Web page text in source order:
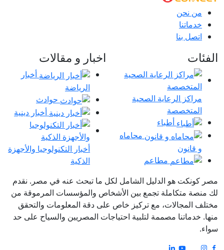
من نحن
خدماتنا
اتصل بنا
الفئات
مراكز الرعاية الصحية
المتخصصة
أطباء
محاماه
و قانون
مطاعم
اخبار و مقالات
أخبار
الرياضة
حوادث
أخبار دينية
أخبار التكنولوجيا والأجهزة
الذكية
مصر كونكت هو الدليل الشامل لكل ما تبحث عنه في مصر. نقدم
لك منصة متكاملة تجمع بين الأشخاص والمؤسسات المرموقة من
مختلف المجالات، مع تركيز خاص على دقة المعلومات والتحقق
منها. خدماتنا مصممة لتلبية احتياجات المصريين والسياح على حد
سواء.